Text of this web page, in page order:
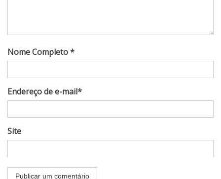
Nome Completo *
Endereço de e-mail*
Site